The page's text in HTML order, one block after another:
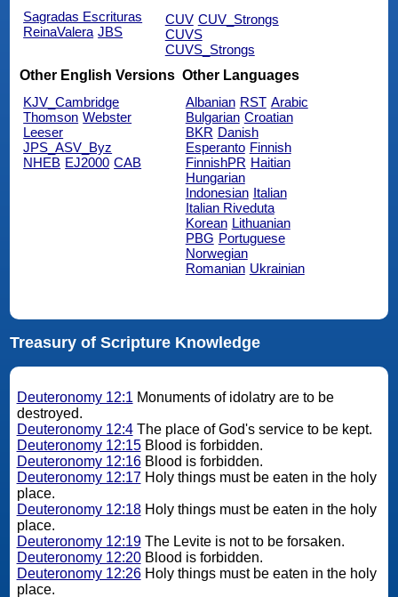
Sagradas Escrituras
ReinaValera JBS
CUV CUV_Strongs
CUVS
CUVS_Strongs
Other English Versions
KJV_Cambridge
Thomson Webster
Leeser
JPS_ASV_Byz
NHEB EJ2000 CAB
Other Languages
Albanian RST Arabic
Bulgarian Croatian
BKR Danish
Esperanto Finnish
FinnishPR Haitian
Hungarian
Indonesian Italian
Italian Riveduta
Korean Lithuanian
PBG Portuguese
Norwegian
Romanian Ukrainian
Treasury of Scripture Knowledge
Deuteronomy 12:1 Monuments of idolatry are to be
destroyed.
Deuteronomy 12:4The place of God's service to be kept.
Deuteronomy 12:15Blood is forbidden.
Deuteronomy 12:16Blood is forbidden.
Deuteronomy 12:17Holy things must be eaten in the holy
place.
Deuteronomy 12:18Holy things must be eaten in the holy
place.
Deuteronomy 12:19The Levite is not to be forsaken.
Deuteronomy 12:20Blood is forbidden.
Deuteronomy 12:26Holy things must be eaten in the holy
place.